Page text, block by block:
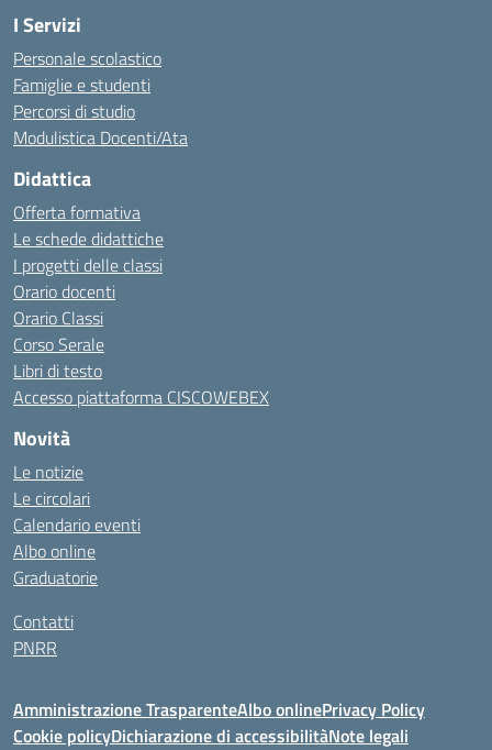
I Servizi
Personale scolastico
Famiglie e studenti
Percorsi di studio
Modulistica Docenti/Ata
Didattica
Offerta formativa
Le schede didattiche
I progetti delle classi
Orario docenti
Orario Classi
Corso Serale
Libri di testo
Accesso piattaforma CISCOWEBEX
Novità
Le notizie
Le circolari
Calendario eventi
Albo online
Graduatorie
Contatti
PNRR
Amministrazione TrasparenteAlbo onlinePrivacy Policy
Cookie policyDichiarazione di accessibilitàNote legali